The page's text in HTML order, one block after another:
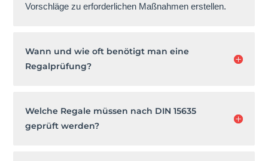
Vorschläge zu erforderlichen Maßnahmen erstellen.
Wann und wie oft benötigt man eine
Regalprüfung?
Welche Regale müssen nach DIN 15635
geprüft werden?